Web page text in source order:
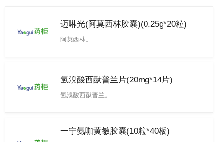
迈啉光(阿莫西林胶囊)(0.25g*20粒)
阿莫西林。
氢溴酸西酞普兰片(20mg*14片)
氢溴酸西酞普兰。
一宁氨咖黄敏胶囊(10粒*40板)